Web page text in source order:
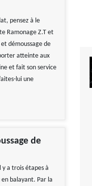
pensez à le
Ramonage Z.T et
démoussage de
atteinte aux
et fait son service
lui une
de
y a trois étapes à
balayant. Par la